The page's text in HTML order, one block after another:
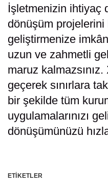
İşletmenizin ihtiyaç
dönüşüm
geliştirmenize
uzun ve zahmetli
maruz
geçerek sınırlara
bir şekilde tüm
uygulamalarınızı
dönüşümünüzü
ETIKETLER